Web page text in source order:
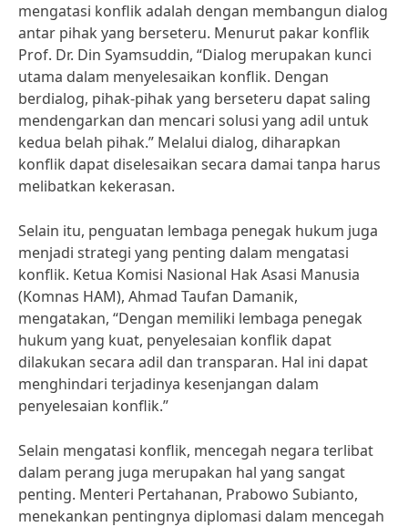
mengatasi konflik adalah dengan membangun dialog
antar pihak yang berseteru. Menurut pakar konflik
Prof. Dr. Din Syamsuddin, “Dialog merupakan kunci
utama dalam menyelesaikan konflik. Dengan
berdialog, pihak-pihak yang berseteru dapat saling
mendengarkan dan mencari solusi yang adil untuk
kedua belah pihak.” Melalui dialog, diharapkan
konflik dapat diselesaikan secara damai tanpa harus
melibatkan kekerasan.
Selain itu, penguatan lembaga penegak hukum juga
menjadi strategi yang penting dalam mengatasi
konflik. Ketua Komisi Nasional Hak Asasi Manusia
(Komnas HAM), Ahmad Taufan Damanik,
mengatakan, “Dengan memiliki lembaga penegak
hukum yang kuat, penyelesaian konflik dapat
dilakukan secara adil dan transparan. Hal ini dapat
menghindari terjadinya kesenjangan dalam
penyelesaian konflik.”
Selain mengatasi konflik, mencegah negara terlibat
dalam perang juga merupakan hal yang sangat
penting. Menteri Pertahanan, Prabowo Subianto,
menekankan pentingnya diplomasi dalam mencegah